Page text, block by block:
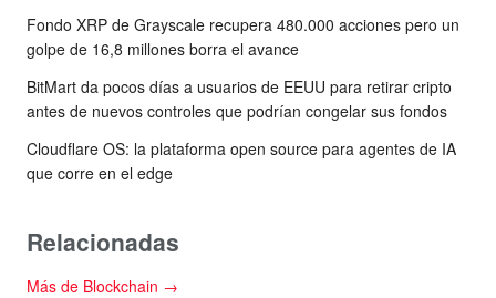
Fondo XRP de Grayscale recupera 480.000 acciones pero un
golpe de 16,8 millones borra el avance
BitMart da pocos días a usuarios de EEUU para retirar cripto
antes de nuevos controles que podrían congelar sus fondos
Cloudflare OS: la plataforma open source para agentes de IA
que corre en el edge
Relacionadas
Más de Blockchain →